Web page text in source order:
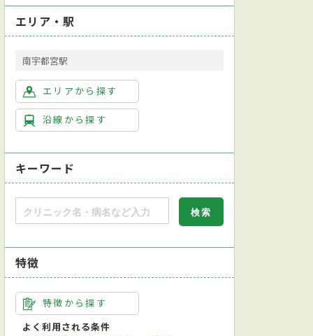
エリア・駅
南宇都宮駅
エリアから探す
沿線から探す
キーワード
特徴
特徴から探す
よく利用される条件